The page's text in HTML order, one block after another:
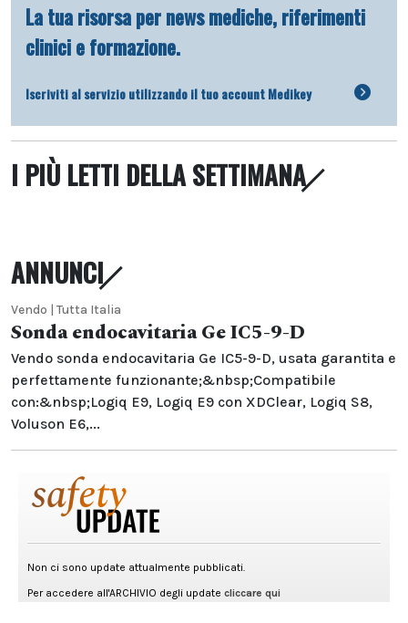
La tua risorsa per news mediche, riferimenti
clinici e formazione.
Iscriviti al servizio utilizzando il tuo account Medikey
I PIÙ LETTI DELLA SETTIMANA
ANNUNCI
Vendo | Tutta Italia
Sonda endocavitaria Ge IC5-9-D
Vendo sonda endocavitaria Ge IC5-9-D, usata garantita e
perfettamente funzionante;&nbsp;Compatibile
con:&nbsp;Logiq E9, Logiq E9 con XDClear, Logiq S8,
Voluson E6,...